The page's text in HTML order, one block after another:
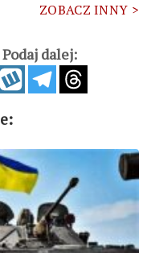
ZOBACZ INNY >
dalej: